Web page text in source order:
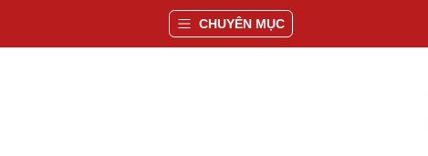
CHUYÊN MỤC